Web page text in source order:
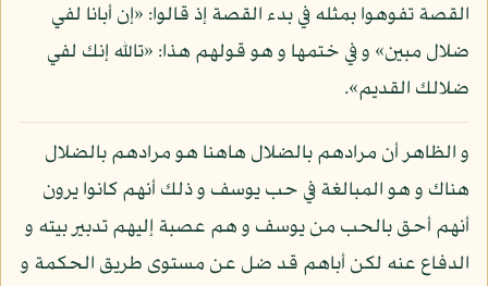
القصة تفوهوا بمثله في بدء القصة إذ قالوا: «إن أبانا لفي
ضلال مبين» و في ختمها و هو قولهم هذا: «تالله إنك لفي
ضلالك القديم».
و الظاهر أن مرادهم بالضلال هاهنا هو مرادهم بالضلال
هناك و هو المبالغة في حب يوسف و ذلك أنهم كانوا يرون
أنهم أحق بالحب من يوسف و هم عصبة إليهم تدبير بيته و
الدفاع عنه لكن أباهم قد ضل عن مستوى طريق الحكمة و